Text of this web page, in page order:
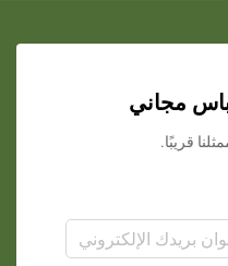
مجاني
قريبًا.